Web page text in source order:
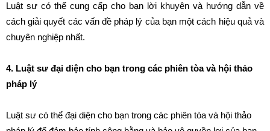
Luật sư có thể cung cấp cho bạn lời khuyên và hướng dẫn về
cách giải quyết các vấn đề pháp lý của bạn một cách hiệu quả và
chuyên nghiệp nhất.
4. Luật sư đại diện cho bạn trong các phiên tòa và hội thảo
pháp lý
Luật sư có thể đại diện cho bạn trong các phiên tòa và hội thảo